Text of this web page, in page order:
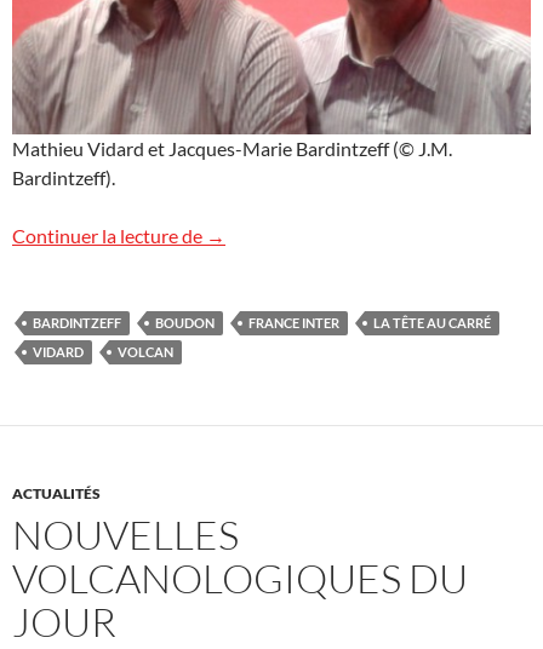
Mathieu Vidard et Jacques-Marie Bardintzeff (© J.M.
Bardintzeff).
Continuer la lecture de France Inter : La Tête au carré
→
BARDINTZEFF BOUDON FRANCE INTER
LA TÊTE AU CARRÉ
VIDARD
VOLCAN
ACTUALITÉS
NOUVELLES
VOLCANOLOGIQUES DU
JOUR